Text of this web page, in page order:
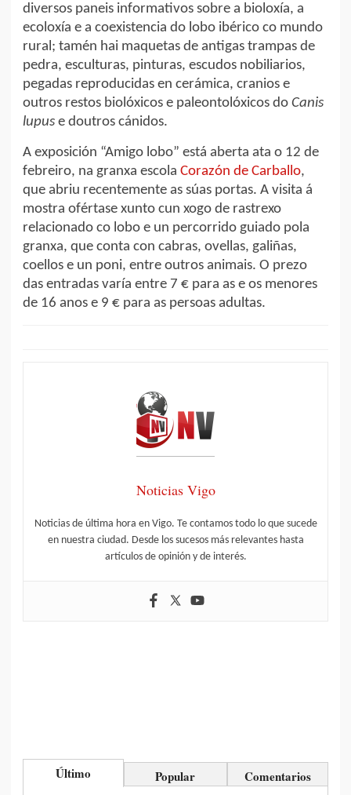
diversos paneis informativos sobre a bioloxía, a
ecoloxía e a coexistencia do lobo ibérico co mundo
rural; tamén hai maquetas de antigas trampas de
pedra, esculturas, pinturas, escudos nobiliarios,
pegadas reproducidas en cerámica, cranios e
outros restos biolóxicos e paleontolóxicos do Canis
lupus e doutros cánidos.
A exposición “Amigo lobo” está aberta ata o 12 de
febreiro, na granxa escola Corazón de Carballo,
que abriu recentemente as súas portas. A visita á
mostra ofértase xunto cun xogo de rastrexo
relacionado co lobo e un percorrido guiado pola
granxa, que conta con cabras, ovellas, galiñas,
coellos e un poni, entre outros animais. O prezo
das entradas varía entre 7 € para as e os menores
de 16 anos e 9 € para as persoas adultas.
Noticias Vigo
Noticias de última hora en Vigo. Te contamos todo lo que sucede
en nuestra ciudad. Desde los sucesos más relevantes hasta
artículos de opinión y de interés.
Último Popular Comentarios